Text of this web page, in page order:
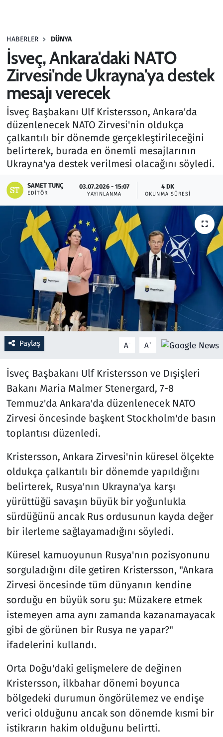
HABERLER DÜNYA
İsveç, Ankara'daki NATO
Zirvesi'nde Ukrayna'ya destek
mesajı verecek
İsveç Başbakanı Ulf Kristersson, Ankara'da
düzenlenecek NATO Zirvesi'nin oldukça
çalkantılı bir dönemde gerçekleştirileceğini
belirterek, burada en önemli mesajlarının
Ukrayna'ya destek verilmesi olacağını söyledi.
SAMET TUNÇ
EDITÖR
03.07.2026 - 15:07
YAYINLANMA
4 DK
OKUNMA SÜRESI
Paylaş A- A+
İsveç Başbakanı Ulf Kristersson ve Dışişleri
Bakanı Maria Malmer Stenergard, 7-8
Temmuz'da Ankara'da düzenlenecek NATO
Zirvesi öncesinde başkent Stockholm'de basın
toplantısı düzenledi.
Kristersson, Ankara Zirvesi'nin küresel ölçekte
oldukça çalkantılı bir dönemde yapıldığını
belirterek, Rusya'nın Ukrayna'ya karşı
yürüttüğü savaşın büyük bir yoğunlukla
sürdüğünü ancak Rus ordusunun kayda değer
bir ilerleme sağlayamadığını söyledi.
Küresel kamuoyunun Rusya'nın pozisyonunu
sorguladığını dile getiren Kristersson, "Ankara
Zirvesi öncesinde tüm dünyanın kendine
sorduğu en büyük soru şu: Müzakere etmek
istemeyen ama aynı zamanda kazanamayacak
gibi de görünen bir Rusya ne yapar?"
ifadelerini kullandı.
Orta Doğu'daki gelişmelere de değinen
Kristersson, ilkbahar dönemi boyunca
bölgedeki durumun öngörülemez ve endişe
verici olduğunu ancak son dönemde kısmi bir
istikrarın hakim olduğunu belirtti.
Haber
Kültür Sanat
Kurumsal Haberler
Lezzet Durağı
Memur ve Kamu
Otomobil
Oyun
Ramazan
Resmi İlanlar
Rüya Tabirleri
Sağlık
Savunma Sanayi
Seçim 2023
Spor
Teknoloji ve Bilim
Televizyon